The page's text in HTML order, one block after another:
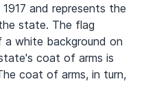
and represents the
state. The flag
white background on
coat of arms is
coat of arms, in turn,